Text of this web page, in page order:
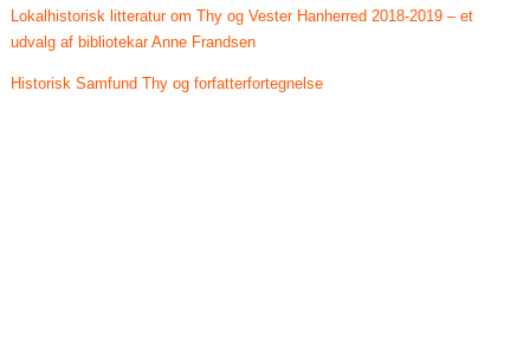
Lokalhistorisk litteratur om Thy og Vester Hanherred 2018-2019 – et
udvalg af bibliotekar Anne Frandsen
Historisk Samfund Thy og forfatterfortegnelse